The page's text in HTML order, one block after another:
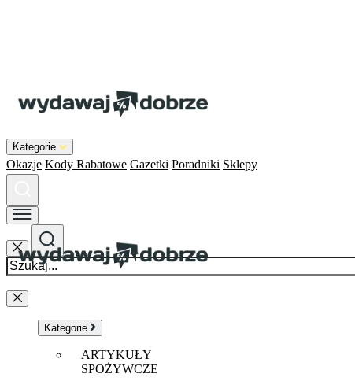
Kategorie
Okazje Kody Rabatowe Gazetki Poradniki Sklepy
Kategorie
ARTYKUŁY
SPOŻYWCZE